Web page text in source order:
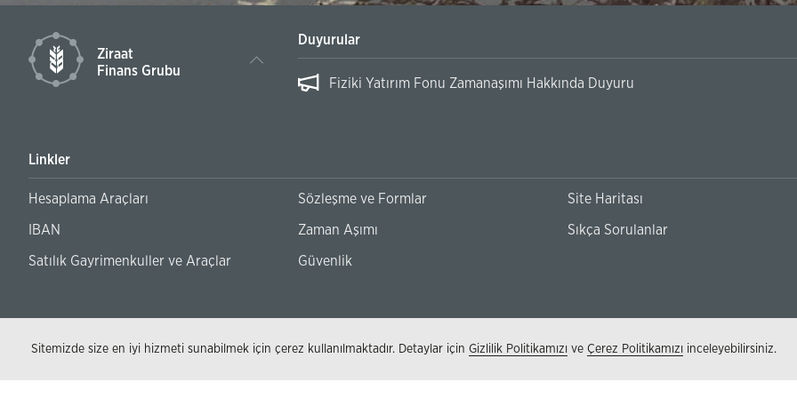
Ziraat
Finans Grubu
Duyurular
Sonuç Duyurusu Fiziki Yatırım Fonu Zamanaşımı Hakkında Duyuru
Linkler
Hesaplama Araçları Sözleşme ve Formlar Site Haritası
IBAN Zaman Aşımı Sıkça Sorulanlar
Satılık Gayrimenkuller ve Araçlar Güvenlik
Kişisel Verilerin Korunması(BuBilgi Toplumu
© 2026 - T.C. Ziraat Bankası AŞ
Sitemizde size en iyi hizmeti sunabilmek için çerez kullanılmaktadır. Detaylar için Gizlilik Politikamızı ve Çerez Politikamızı inceleyebilirsiniz.